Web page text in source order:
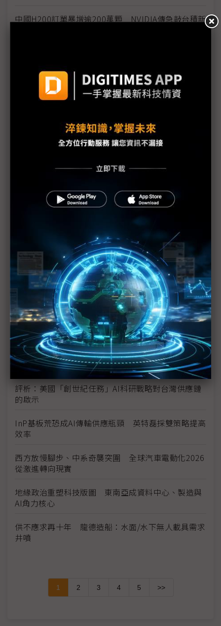
中國H200訂單暴增逾200萬顆 NVIDIA傳急敲台積新
川普10萬美元H-1B簽證費用爭議延燒 美國商會提起
魏哲家自嘲含淚打造台積美廠 NYT剖析1.8萬條法規
如何綁住晶圓代工龍頭手腳
新的逆襲之路？ 業者估未來5~10年中國將竄出多家
未蒙其利先受其害 美國製造業景氣連9個月衰退
H200效能翻6倍、價格增3成 NVIDIA「清庫存」仍
豐田目標2026全球生產破千萬輛 HEV需求強勁跨越
電動車放緩影響
東南亞各國與美貿易協議持續推進 2026聚焦關鍵礦
產、轉口問題
陳立武與川普關鍵40分鐘會談 將政治阻力化為英特
爾資金
評析：美國「創世紀任務」AI科研戰略對台灣供應鏈
的啟示
InP基板荒恐成AI傳輸供應瓶頸 英特磊採雙策略提高
效率
西方放慢腳步、中系奇襲突圍 全球汽車電動化2026
從激進轉向現實
地緣政治重塑科技版圖 東南亞成資料中心、製造與
AI角力核心
供不應求再十年 龍德造船：水面/水下無人載具需求
井噴
1 2 3 4 5 >>